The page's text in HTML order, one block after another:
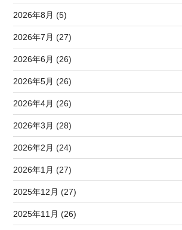
2026年8月 (5)
2026年7月 (27)
2026年6月 (26)
2026年5月 (26)
2026年4月 (26)
2026年3月 (28)
2026年2月 (24)
2026年1月 (27)
2025年12月 (27)
2025年11月 (26)